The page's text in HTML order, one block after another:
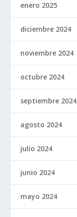
enero 2025
diciembre 2024
noviembre 2024
octubre 2024
septiembre 2024
agosto 2024
julio 2024
junio 2024
mayo 2024